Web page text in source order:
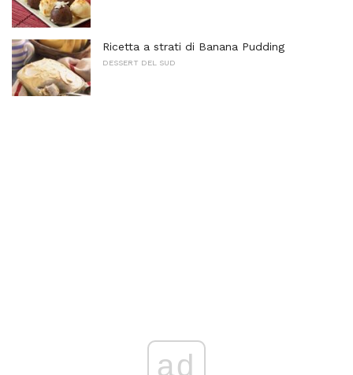
Ricetta a strati di Banana Pudding
DESSERT DEL SUD
ad